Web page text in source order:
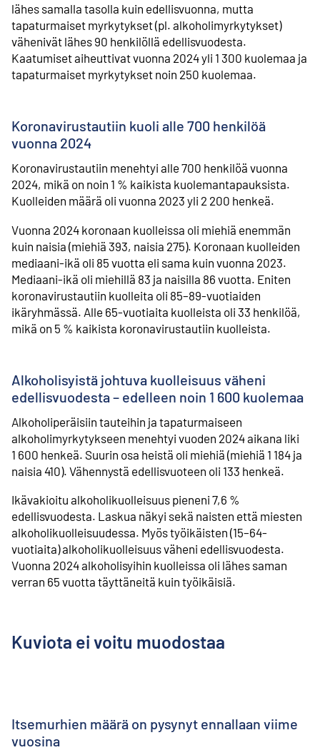
lähes samalla tasolla kuin edellisvuonna, mutta
tapaturmaiset myrkytykset (pl. alkoholimyrkytykset)
vähenivät lähes 90 henkilöllä edellisvuodesta.
Kaatumiset aiheuttivat vuonna 2024 yli 1 300 kuolemaa ja
tapaturmaiset myrkytykset noin 250 kuolemaa.
Koronavirustautiin kuoli alle 700 henkilöä
vuonna 2024
Koronavirustautiin menehtyi alle 700 henkilöä vuonna
2024, mikä on noin 1 % kaikista kuolemantapauksista.
Kuolleiden määrä oli vuonna 2023 yli 2 200 henkeä.
Vuonna 2024 koronaan kuolleissa oli miehiä enemmän
kuin naisia (miehiä 393, naisia 275). Koronaan kuolleiden
mediaani-ikä oli 85 vuotta eli sama kuin vuonna 2023.
Mediaani-ikä oli miehillä 83 ja naisilla 86 vuotta. Eniten
koronavirustautiin kuolleita oli 85–89-vuotiaiden
ikäryhmässä. Alle 65-vuotiaita kuolleista oli 33 henkilöä,
mikä on 5 % kaikista koronavirustautiin kuolleista.
Alkoholisyistä johtuva kuolleisuus väheni
edellisvuodesta – edelleen noin 1 600 kuolemaa
Alkoholiperäisiin tauteihin ja tapaturmaiseen
alkoholimyrkytykseen menehtyi vuoden 2024 aikana liki
1 600 henkeä. Suurin osa heistä oli miehiä (miehiä 1 184 ja
naisia 410). Vähennystä edellisvuoteen oli 133 henkeä.
Ikävakioitu alkoholikuolleisuus pieneni 7,6 %
edellisvuodesta. Laskua näkyi sekä naisten että miesten
alkoholikuolleisuudessa. Myös työikäisten (15–64-
vuotiaita) alkoholikuolleisuus väheni edellisvuodesta.
Vuonna 2024 alkoholisyihin kuolleissa oli lähes saman
verran 65 vuotta täyttäneitä kuin työikäisiä.
Kuviota ei voitu muodostaa
Itsemurhien määrä on pysynyt ennallaan viime
vuosina